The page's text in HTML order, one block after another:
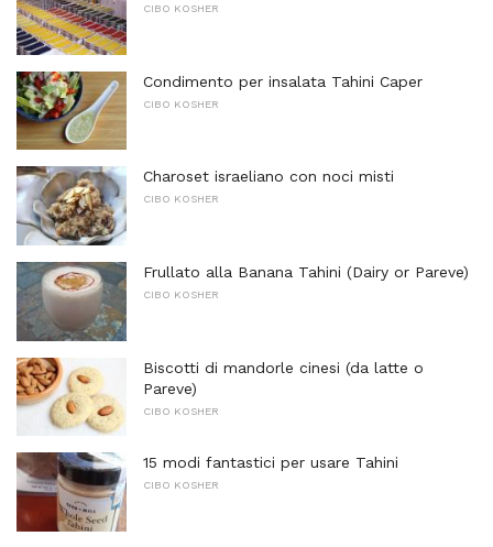
CIBO KOSHER
Condimento per insalata Tahini Caper
CIBO KOSHER
Charoset israeliano con noci misti
CIBO KOSHER
Frullato alla Banana Tahini (Dairy or Pareve)
CIBO KOSHER
Biscotti di mandorle cinesi (da latte o
Pareve)
CIBO KOSHER
15 modi fantastici per usare Tahini
CIBO KOSHER